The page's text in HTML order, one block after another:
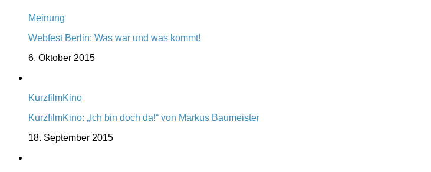
Meinung
Webfest Berlin: Was war und was kommt!
6. Oktober 2015
KurzfilmKino
KurzfilmKino: „Ich bin doch da!“ von Markus Baumeister
18. September 2015